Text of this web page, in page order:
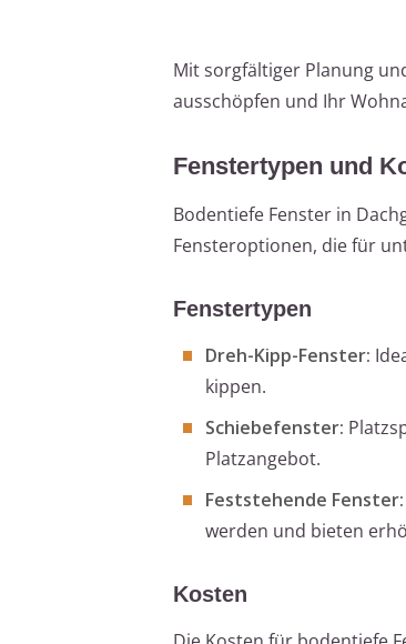
Mit sorgfältiger Planung
ausschöpfen und Ihr
Fenstertypen und
Bodentiefe Fenster in
Fensteroptionen, die für
Fenstertypen
Dreh-Kipp-Fenster:
kippen.
Schiebefenster:
Platzangebot.
Feststehende Fenster:
werden und bieten
Kosten